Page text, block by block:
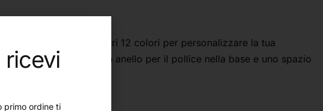
con spazio per altri 12 colori per personalizzare la tua
e colorare, un anello per il pollice nella base e uno spazio
primo ordine ti